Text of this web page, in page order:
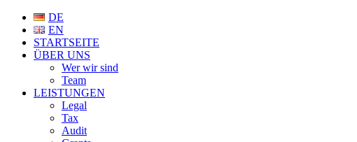
DE
EN
STARTSEITE
ÜBER UNS
Wer wir sind
Team
LEISTUNGEN
Legal
Tax
Audit